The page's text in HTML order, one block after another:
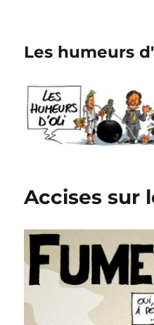
Les humeurs
Accises sur